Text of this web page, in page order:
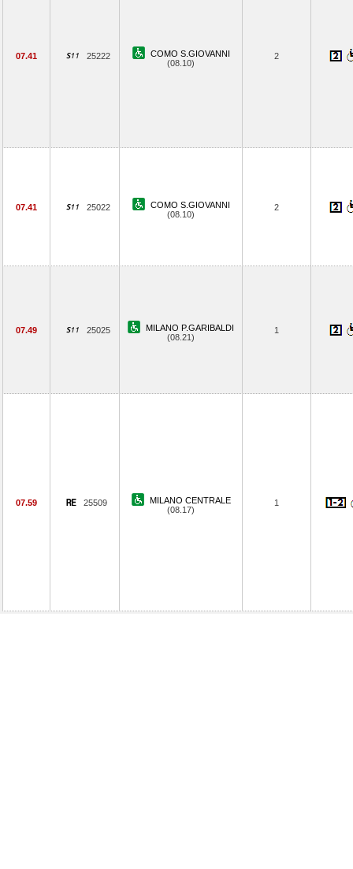
07.41 25222
COMO S.GIOVANNI
(08.10)
2
07.41 25022
COMO S.GIOVANNI
(08.10)
2
07.49 25025
MILANO P.GARIBALDI
(08.21)
1
07.59 25509
MILANO CENTRALE
(08.17)
1